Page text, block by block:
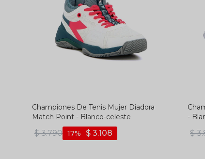
Championes De Tenis Mujer Diadora
Match Point - Blanco-celeste
$ 3.790 $ 3.108
17
-
$